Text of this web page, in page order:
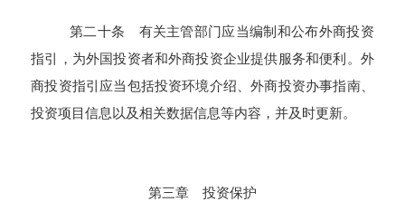
第二十条 有关主管部门应当编制和公布外商投资
指引，为外国投资者和外商投资企业提供服务和便利。外
商投资指引应当包括投资环境介绍、外商投资办事指南、
投资项目信息以及相关数据信息等内容，并及时更新。
第三章 投资保护